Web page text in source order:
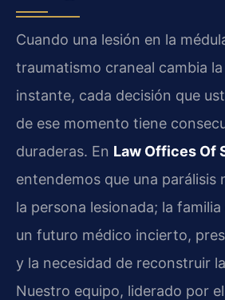
Cuando una lesión en la
traumatismo craneal cambia
instante, cada decisión que
de ese momento tiene
duraderas. En Law Offices Of
entendemos que una parálisis
la persona lesionada; la
un futuro médico incierto,
y la necesidad de reconstruir
Nuestro equipo, liderado por el